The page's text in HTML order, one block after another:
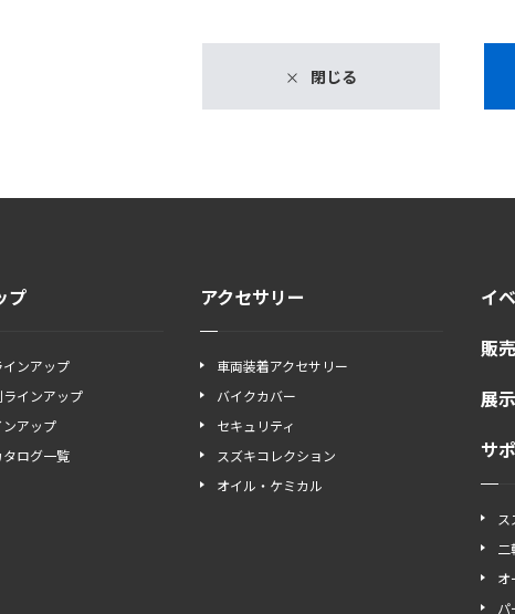
閉じる
プ
ンアップ
インアップ
アップ
ログ一覧
アクセサリー
車両装着アクセサリー
バイクカバー
セキュリティ
スズキコレクション
オイル・ケミカル
イ
販
展
サ
オ
パ